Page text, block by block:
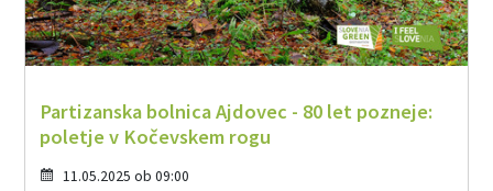
Partizanska bolnica Ajdovec - 80 let pozneje:
poletje v Kočevskem rogu
11.05.2025 ob 09:00